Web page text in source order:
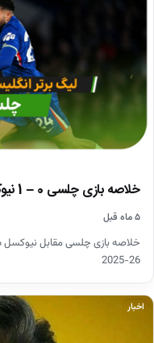
خلاصه بازی چلسی 0 – 1 نیوکسل (لیگ برتر انگلیس)
۵ ماه قبل
خلاصه بازی چلسی مقابل
26-2025
اخبار